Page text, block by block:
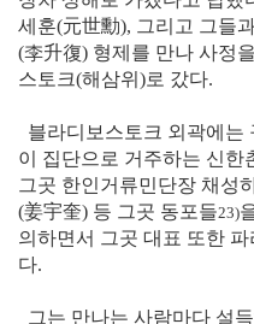
세훈(元世勳), 그리고 그들
(李升復) 형제를 만나 사정
스토크(해삼위)로 갔다.
블라디보스토크 외곽에는
이 집단으로 거주하는 신한
그곳 한인거류민단장 채성
(姜宇奎) 등 그곳 동포들23)
의하면서 그곳 대표 또한
다.
그는 만나는 사람마다 설